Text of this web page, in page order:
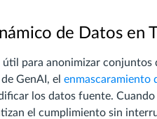
de Datos en
útil para anonimizar
GenAI, el enmascaramiento
los datos fuente.
el cumplimiento sin